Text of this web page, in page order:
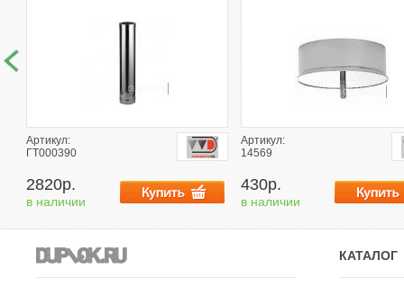
Артикул:
ГТ000390
2820р.
в наличии
Артикул:
14569
430р.
в наличии
КАТАЛОГ